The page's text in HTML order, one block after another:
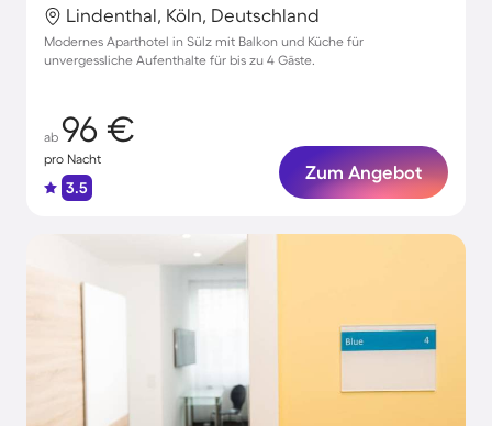
Lindenthal, Köln, Deutschland
Modernes Aparthotel in Sülz mit Balkon und Küche für
unvergessliche Aufenthalte für bis zu 4 Gäste.
ab 96 €
pro Nacht
3.5
Zum Angebot